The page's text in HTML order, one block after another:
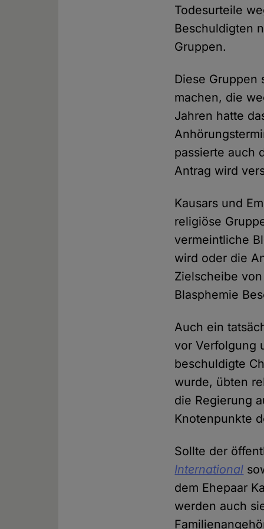
Todesurteile
Beschuldigten
Gruppen.
Diese
machen, die
Jahren hatte
passierte auch
Antrag wird
Kausars und
religiöse
vermeintliche
wird oder die
Zielscheibe
Blasphemie
Auch ein
vor Verfolgung
beschuldigte
wurde, übten
die Regierung
Knotenpunkte
Sollte der
International
dem Ehepaar
werden auch